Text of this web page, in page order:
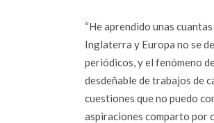
“He aprendido unas
Inglaterra y Europa no se
periódicos, y el fenómeno
desdeñable de trabajos de
cuestiones que no puedo
aspiraciones comparto por